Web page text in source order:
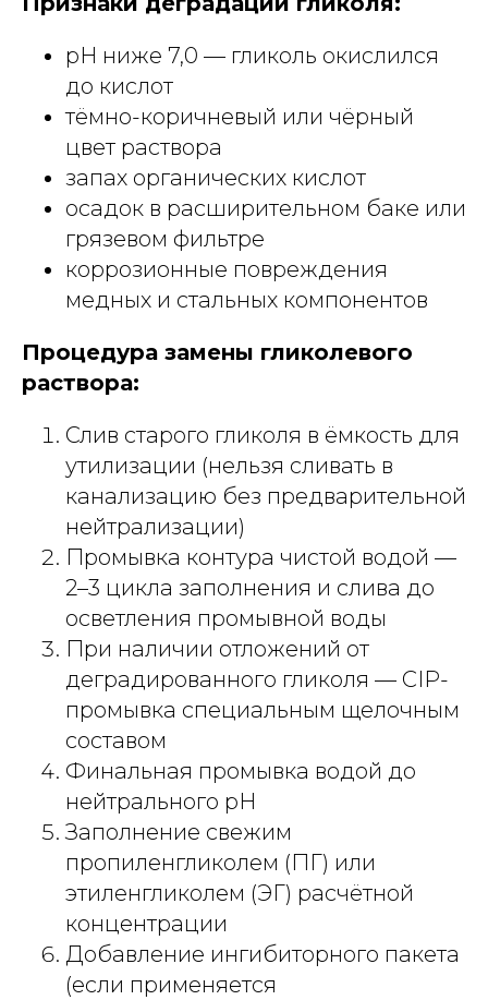
pH ниже 7,0 — гликоль окислился
до кислот
тёмно-коричневый или чёрный
цвет раствора
запах органических кислот
осадок в расширительном баке или
грязевом фильтре
коррозионные повреждения
медных и стальных компонентов
Процедура замены гликолевого
раствора:
Слив старого гликоля в ёмкость для
утилизации (нельзя сливать в
канализацию без предварительной
нейтрализации)
Промывка контура чистой водой —
2–3 цикла заполнения и слива до
осветления промывной воды
При наличии отложений от
деградированного гликоля — CIP-
промывка специальным щелочным
составом
Финальная промывка водой до
нейтрального pH
Заполнение свежим
пропиленгликолем (ПГ) или
этиленгликолем (ЭГ) расчётной
концентрации
Добавление ингибиторного пакета
(если применяется